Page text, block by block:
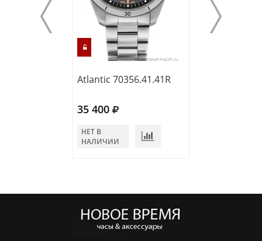
Atlantic 70356.41.41R
35 400
НЕТ В
НАЛИЧИИ